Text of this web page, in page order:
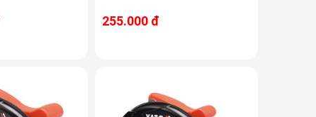
255.000 đ